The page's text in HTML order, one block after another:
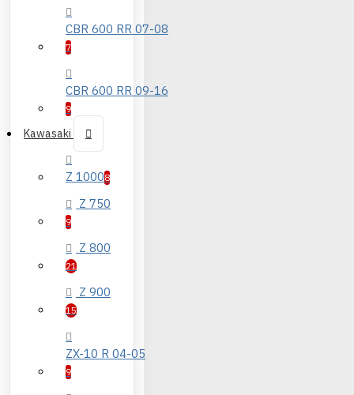
CBR 600 RR 07-08
7
CBR 600 RR 09-16
9
Kawasaki
Z 10008
Z 750
9
Z 800
21
Z 900
15
ZX-10 R 04-05
9